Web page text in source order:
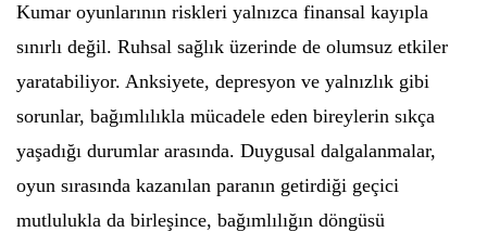
Kumar oyunlarının riskleri yalnızca finansal kayıpla
sınırlı değil. Ruhsal sağlık üzerinde de olumsuz etkiler
yaratabiliyor. Anksiyete, depresyon ve yalnızlık gibi
sorunlar, bağımlılıkla mücadele eden bireylerin sıkça
yaşadığı durumlar arasında. Duygusal dalgalanmalar,
oyun sırasında kazanılan paranın getirdiği geçici
mutlulukla da birleşince, bağımlılığın döngüsü